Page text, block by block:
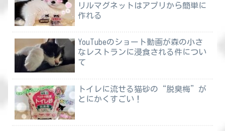
リルマグネットはアプリから簡単に
作れる
YouTubeのショート動画が森の小さ
なレストランに浸食される件につい
て
トイレに流せる猫砂の“脱臭梅”が
とにかくすごい！